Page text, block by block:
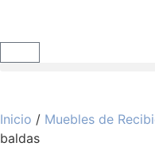
Inicio / Muebles de
baldas